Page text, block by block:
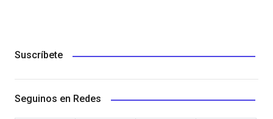
Suscríbete
Seguinos en Redes